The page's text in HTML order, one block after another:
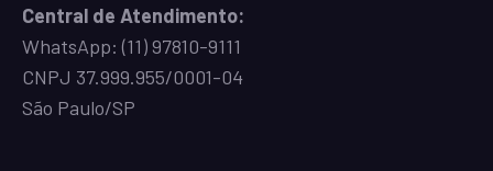
Central de Atendimento:
WhatsApp:(11) 97810-9111
CNPJ 37.999.955/0001-04
São Paulo/SP